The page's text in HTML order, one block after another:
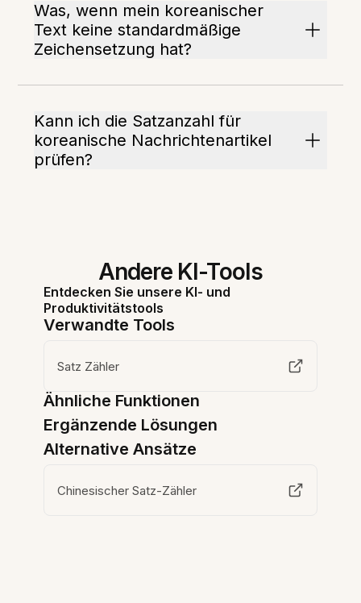
Was, wenn mein koreanischer
Text keine standardmäßige
Zeichensetzung hat?
Kann ich die Satzanzahl für
koreanische Nachrichtenartikel
prüfen?
Andere KI-Tools
Entdecken Sie unsere KI- und
Produktivitätstools
Verwandte Tools
Satz Zähler
Ähnliche Funktionen
Ergänzende Lösungen
Alternative Ansätze
Chinesischer Satz-Zähler